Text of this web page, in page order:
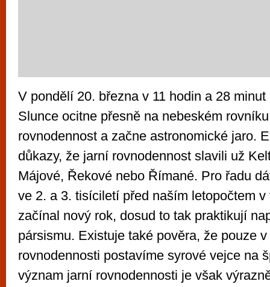
V pondělí 20. března v 11 hodin a 28
Slunce ocitne přesně na nebeském
rovnodennost a začne astronomické jaro.
důkazy, že jarní rovnodennost slavili už
Májové, Řekové nebo Římané. Pro řadu
ve 2. a 3. tisíciletí před naším letopočtem
začínal nový rok, dosud to tak praktikují
pársismu. Existuje také pověra, že pouze
rovnodennosti postavíme syrové vejce na
význam jarní rovnodennosti je však